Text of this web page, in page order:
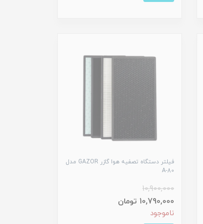
فیلتر دستگاه تصفیه هوا گازر GAZOR مدل
A-80
10,900,000
10,790,000 تومان
ناموجود